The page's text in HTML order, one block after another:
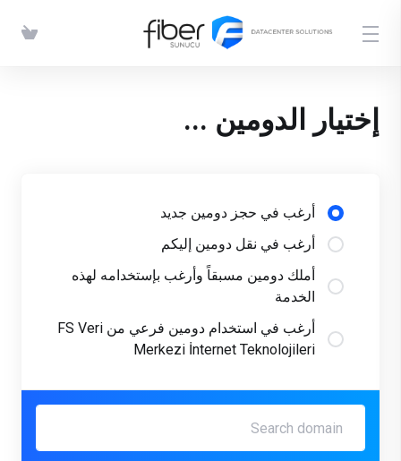
إختيار الدومين ...
أرغب في حجز دومين جديد
أرغب في نقل دومين إليكم
أملك دومين مسبقاً وأرغب بإستخدامه لهذه
الخدمة
أرغب في استخدام دومين فرعي من FS Veri
Merkezi İnternet Teknolojileri